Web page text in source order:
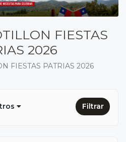
FIESTAS
2026
FIESTAS PATRIAS 2026
Filtrar